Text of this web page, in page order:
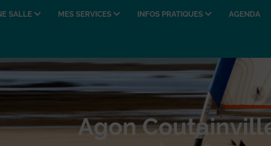
SALLE MES SERVICES INFOS PRATIQUES AGENDA